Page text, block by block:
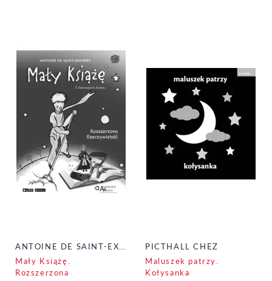
Mały Książę.
Rozszerzona
PICTHALL CHEZ
Maluszek patrzy.
Kołysanka